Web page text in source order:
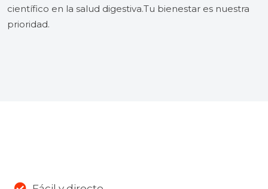
científico en la salud digestiva.Tu bienestar es nuestra
prioridad.